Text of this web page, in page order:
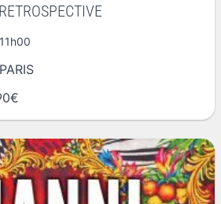
PARIS